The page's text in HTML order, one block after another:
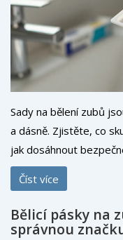
Sady na bělení zubů
a dásně. Zjistěte, co
jak dosáhnout
Číst více
Bělicí pásky na
správnou